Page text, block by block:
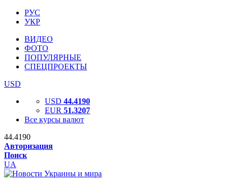
РУС
УКР
ВИДЕО
ФОТО
ПОПУЛЯРНЫЕ
СПЕЦПРОЕКТЫ
USD
USD 44.4190
EUR 51.3207
Все курсы валют
44.4190
Авторизация
Поиск
UA